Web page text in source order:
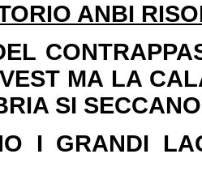
ANBI
MA LA
SI
I GRANDI